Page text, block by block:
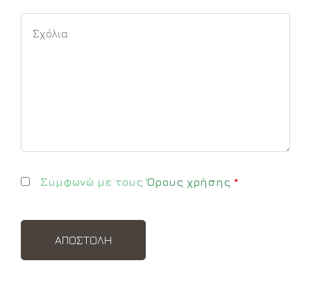
Συμφωνώ με τουςΌρους χρήσης *